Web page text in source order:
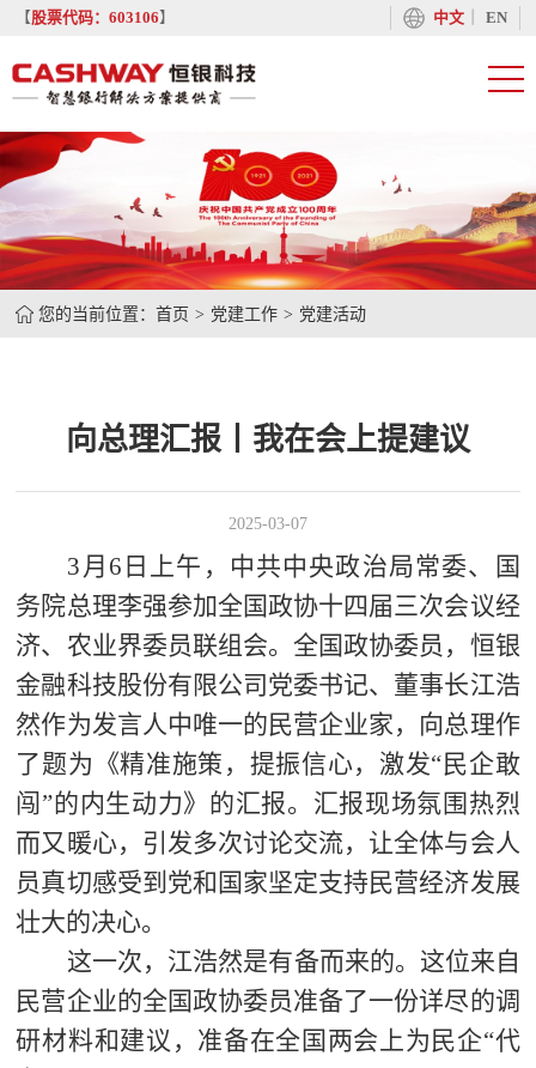
【股票代码：603106】 中文丨 EN
您的当前位置：首页 党建工作 党建活动
向总理汇报丨我在会上提建议
2025-03-07
3 月6日上午，中共中央政治局常委、国
务院总理李强参加全国政协十四届三次会议经
济、农业界委员联组会。全国政协委员，恒银
金融科技股份有限公司党委书记、董事长江浩
然作为发言人中唯一的民营企业家，向总理作
了题为《精准施策，提振信心，激发“民企敢
闯”的内生动力》的汇报。汇报现场氛围热烈
而又暖心，引发多次讨论交流，让全体与会人
员真切感受到党和国家坚定支持民营经济发展
壮大的决心。
这一次，江浩然是有备而来的。这位来自
民营企业的全国政协委员准备了一份详尽的调
研材料和建议，准备在全国两会上为民企“代